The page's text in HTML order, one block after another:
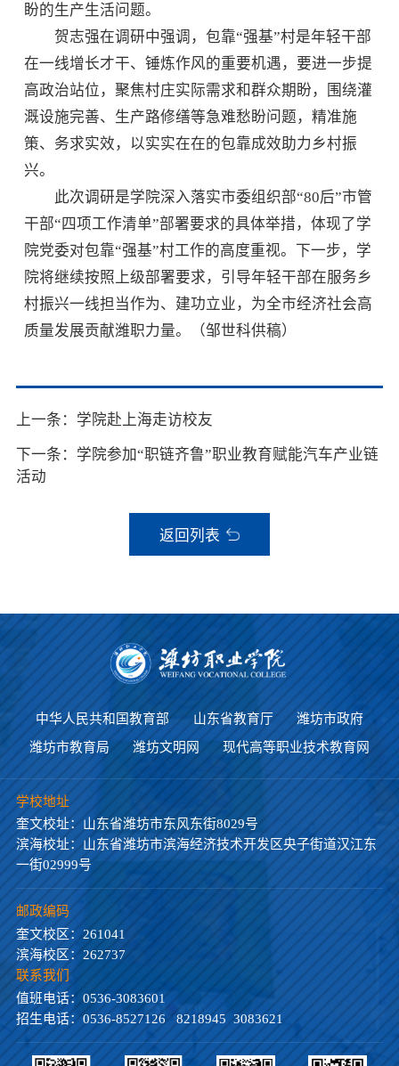
盼的生产生活问题。
贺志强在调研中强调，包靠“强基”村是年轻干部
在一线增长才干、锤炼作风的重要机遇，要进一步提
高政治站位，聚焦村庄实际需求和群众期盼，围绕灌
溉设施完善、生产路修缮等急难愁盼问题，精准施
策、务求实效，以实实在在的包靠成效助力乡村振
兴。
此次调研是学院深入落实市委组织部“80后”市管
干部“四项工作清单”部署要求的具体举措，体现了学
院党委对包靠“强基”村工作的高度重视。下一步，学
院将继续按照上级部署要求，引导年轻干部在服务乡
村振兴一线担当作为、建功立业，为全市经济社会高
质量发展贡献潍职力量。（邹世科供稿）
上一条：学院赴上海走访校友
下一条：学院参加“职链齐鲁”职业教育赋能汽车产业链
活动
返回列表
中华人民共和国教育部 山东省教育厅
潍坊市政府
潍坊市教育局
潍坊文明网 现代高等职业技术教育网
学校地址
奎文校址：山东省潍坊市东风东街8029号
滨海校址：山东省潍坊市滨海经济技术开发区央子街道汉江东
一街02999号
邮政编码
奎文校区：261041
滨海校区：262737
联系我们
值班电话：0536-3083601
招生电话：0536-8527126 8218945 3083621